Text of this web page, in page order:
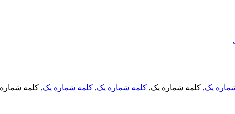
یک, کلمه شماره یک, کلمه شماره یک, کلمه شماره یک, کلمه